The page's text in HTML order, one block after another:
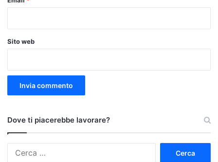
Sito web
Dove ti piacerebbe lavorare?